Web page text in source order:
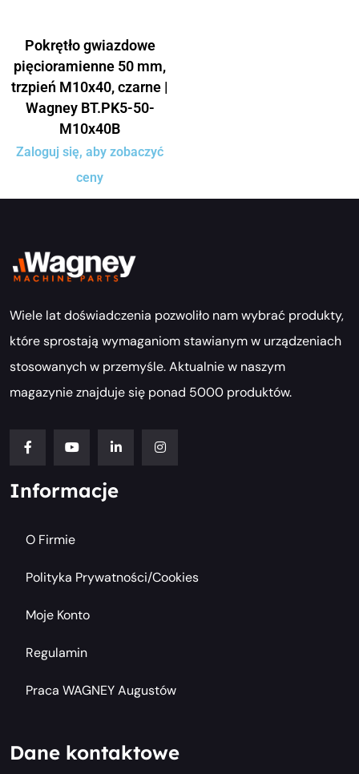
Pokrętło gwiazdowe
pięcioramienne 50 mm,
trzpień M10x40, czarne |
Wagney BT.PK5-50-
M10x40B
Zaloguj się, aby zobaczyć
ceny
Wiele lat doświadczenia pozwoliło nam wybrać produkty,
które sprostają wymaganiom stawianym w urządzeniach
stosowanych w przemyśle. Aktualnie w naszym
magazynie znajduje się ponad 5000 produktów.
Informacje
O Firmie
Polityka Prywatności/cookies
Moje Konto
Regulamin
Praca WAGNEY Augustów
Dane kontaktowe